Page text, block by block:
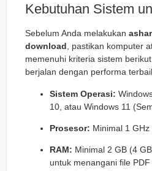
Kebutuhan Sistem
Sebelum Anda melakukan
download, pastikan komputer
memenuhi kriteria sistem
berjalan dengan performa
Sistem Operasi:
10, atau Windows 11
Prosesor: Minimal 1 GHz
RAM: Minimal 2 GB (4
untuk menangani file